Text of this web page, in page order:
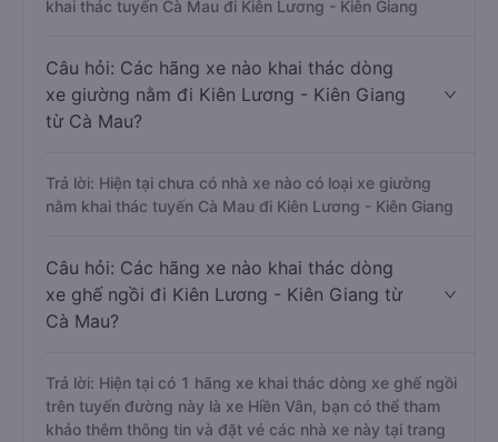
khai thác tuyến Cà Mau đi Kiên Lương - Kiên Giang
Câu hỏi: Các hãng xe nào khai thác dòng
xe giường nằm đi Kiên Lương - Kiên Giang
từ Cà Mau?
Trả lời: Hiện tại chưa có nhà xe nào có loại xe giường
nằm khai thác tuyến Cà Mau đi Kiên Lương - Kiên Giang
Câu hỏi: Các hãng xe nào khai thác dòng
xe ghế ngồi đi Kiên Lương - Kiên Giang từ
Cà Mau?
Trả lời: Hiện tại có 1 hãng xe khai thác dòng xe ghế ngồi
trên tuyến đường này là xe Hiền Vân, bạn có thể tham
khảo thêm thông tin và đặt vé các nhà xe này tại trang